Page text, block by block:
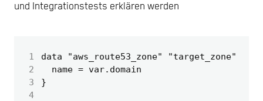
und Integrationstests erklären werden
1
data "aws_route53_zone" "target_zone" {
2
name = var.domain
3
}
4